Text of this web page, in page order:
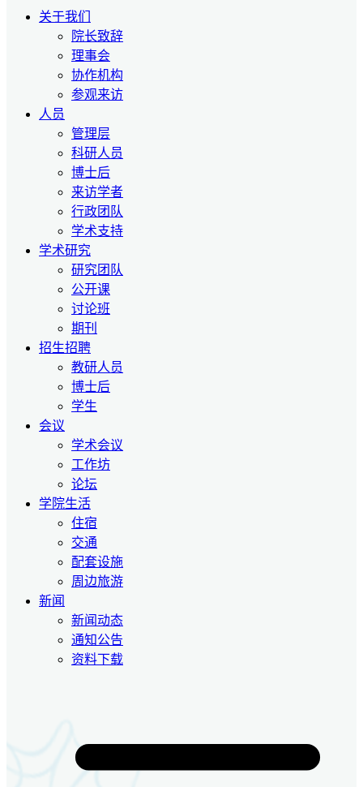
关于我们
院长致辞
理事会
协作机构
参观来访
人员
管理层
科研人员
博士后
来访学者
行政团队
学术支持
学术研究
研究团队
公开课
讨论班
期刊
招生招聘
教研人员
博士后
学生
会议
学术会议
工作坊
论坛
学院生活
住宿
交通
配套设施
周边旅游
新闻
新闻动态
通知公告
资料下载